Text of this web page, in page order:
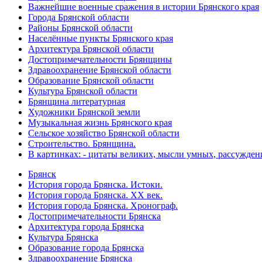
Важнейшие военные сражения в истории Брянского края
Города Брянской области
Районы Брянской области
Населённые пункты Брянского края
Архитектура Брянской области
Достопримечательности Брянщины
Здравоохранение Брянской области
Образование Брянской области
Культура Брянской области
Брянщина литературная
Художники Брянской земли
Музыкальная жизнь Брянского края
Сельское хозяйство Брянской области
Строительство. Брянщина.
В картинках: - цитаты великих, мысли умных,
Брянск
История города Брянска. Истоки.
История города Брянска. XX век.
История города Брянска. Хронограф.
Достопримечательности Брянска
Архитектура города Брянска
Культура Брянска
Образование города Брянска
Здравоохранение Брянска